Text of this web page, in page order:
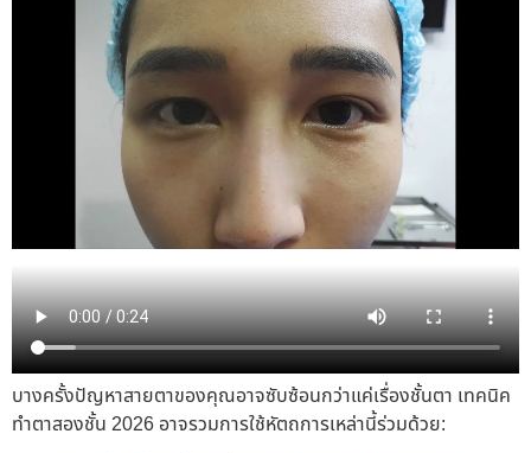
บางครั้งปัญหาสายตาของคุณอาจซับซ้อนกว่าแค่เรื่องชั้นตา เทคนิค
ทำตาสองชั้น 2026 อาจรวมการใช้หัตถการเหล่านี้ร่วมด้วย: